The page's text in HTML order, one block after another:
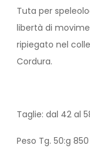
Tuta per
libertà di
ripiegato nel
Cordura.
Taglie: dal 42 al
Peso Tg. 50:g 850